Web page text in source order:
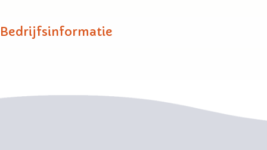
Bedrijfsinformatie